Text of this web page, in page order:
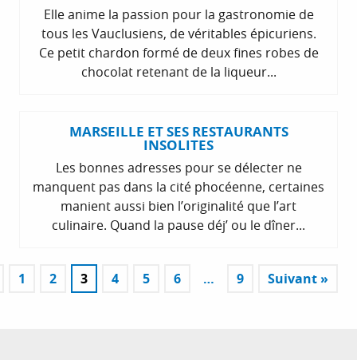
Elle anime la passion pour la gastronomie de
tous les Vauclusiens, de véritables épicuriens.
Ce petit chardon formé de deux fines robes de
chocolat retenant de la liqueur...
MARSEILLE ET SES RESTAURANTS
INSOLITES
Les bonnes adresses pour se délecter ne
manquent pas dans la cité phocéenne, certaines
manient aussi bien l’originalité que l’art
culinaire. Quand la pause déj’ ou le dîner...
1 2 3 4 5 6 … 9 Suivant »